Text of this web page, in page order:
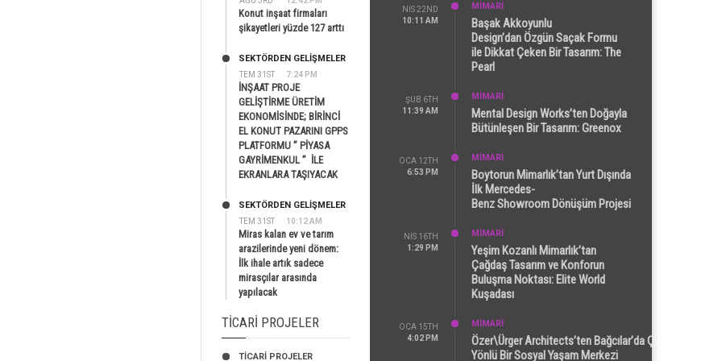
Konut inşaat firmaları
şikayetleri yüzde 127 arttı
TEM 31ST 7:24 PM
SEKTÖRDEN GELIŞMELER
İNŞAAT PROJE
GELİŞTİRME ÜRETİM
EKONOMİSİNDE; BİRİNCİ
EL KONUT PAZARINI GPPS
PLATFORMU ” PİYASA
GAYRİMENKUL ” İLE
EKRANLARA TAŞIYACAK
TEM 31ST 10:12 AM
SEKTÖRDEN GELIŞMELER
Miras kalan ev ve tarım
arazilerinde yeni dönem:
İlk ihale artık sadece
mirasçılar arasında
yapılacak
TICARI PROJELER
TİCARİ PROJELER
NIS 22ND
10:11 AM
MİMARİ
Başak Akkoyunlu
Design’dan Özgün Saçak Formu
ile Dikkat Çeken Bir Tasarım: The
Pearl
ŞUB 6TH
11:39 AM
MİMARİ
Mental Design Works’ten Doğayla
Bütünleşen Bir Tasarım: Greenox
OCA 12TH
6:53 PM
MİMARİ
Boytorun Mimarlık’tan Yurt Dışında
İlk Mercedes-
Benz Showroom Dönüşüm Projesi
NIS 16TH
1:29 PM
MİMARİ
Yeşim Kozanlı Mimarlık’tan
Çağdaş Tasarım ve Konforun
Buluşma Noktası: Elite World
Kuşadası
OCA 15TH
4:02 PM
MİMARİ
Özer\Ürger Architects’ten Bağcılar’da Çok
Yönlü Bir Sosyal Yaşam Merkezi